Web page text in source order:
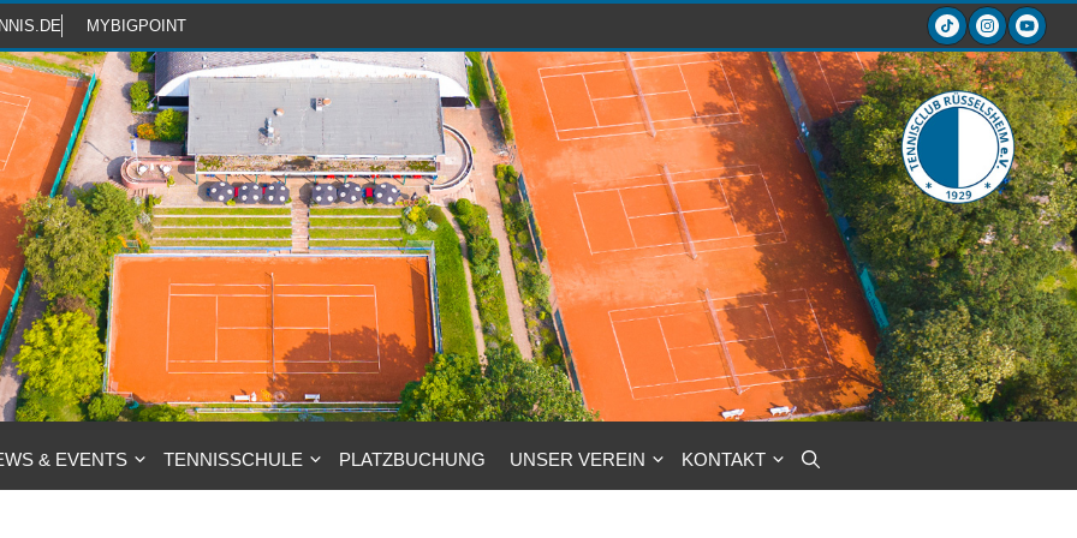
MYBIGPOINT
& EVENTS TENNISSCHULE PLATZBUCHUNG UNSER VEREIN KONTAKT